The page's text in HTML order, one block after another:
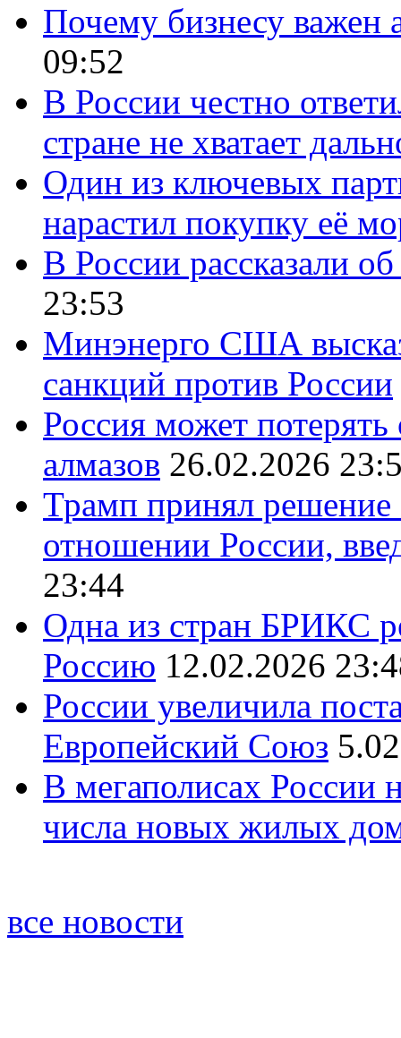
Почему бизнесу важен
09:52
В России честно
стране не хватает
Один из ключевых
нарастил покупку её
В России рассказали
23:53
Минэнерго США
санкций против России
Россия может
алмазов 26.02.2026
Трамп принял решение
отношении России,
23:44
Одна из стран БРИКС
Россию 12.02.2026
России увеличила
Европейский Союз
В мегаполисах России
числа новых жилых
все новости